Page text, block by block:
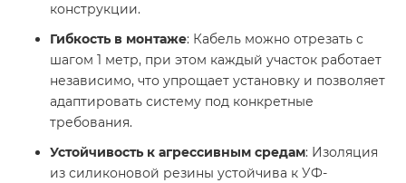
конструкции.
Гибкость в монтаже: Кабель можно отрезать с
шагом 1 метр, при этом каждый участок работает
независимо, что упрощает установку и позволяет
адаптировать систему под конкретные
требования.
Устойчивость к агрессивным средам: Изоляция
из силиконовой резины устойчива к УФ-